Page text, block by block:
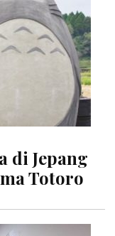
di Jepang
Totoro